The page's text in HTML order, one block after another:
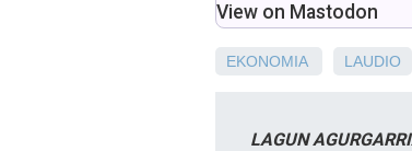
View on Mastodon
EKONOMIA LAUDIO
LAGUN